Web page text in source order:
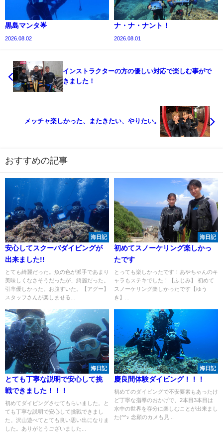
黒島マンタ🌟
2026.08.02
ナ・ナ・ナント！
2026.08.01
インストラクターの方の優しい対応で楽しむ事がで
きました！
メッチャ楽しかった、またきたい、やりたい。
おすすめの記事
海日記
安心してスクーバダイビングが
出来ました!!
とても綺麗だった。魚の色が派手であまり
美味しくなさそうだったが、綺麗だった。
引率優しかった。お腹すいた。【アグー】
スタッフさんが楽しませる...
海日記
初めてスノーケリング楽しかっ
たです
とっても楽しかったです！あやちゃんのキ
ャラもステキでした！【ふじみ】 初めて
スノーケリング楽しかったです【ゆう
き】...
海日記
とても丁寧な説明で安心して挑
戦できました！！！
初めてダイビングさせてもらいました。と
ても丁寧な説明で安心して挑戦できまし
た。沢山遊べてとても良い思い出になりま
した。ありがとうございました...
海日記
慶良間体験ダイビング！！！
初めてのダイビングで不安要素もあったけ
ど丁寧な指導のおかげで、2本目3本目は
水中の世界を存分に楽しむことが出来まし
た(^^♪ 念願のカメも見...